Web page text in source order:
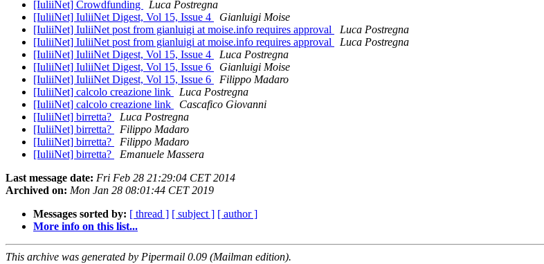
[IuliiNet] Crowdfunding
Luca Postregna
[IuliiNet] IuliiNet Digest, Vol 15, Issue 4
Gianluigi Moise
[IuliiNet] IuliiNet post from gianluigi at moise.info requires approval
Luca Postregna
[IuliiNet] IuliiNet post from gianluigi at moise.info requires approval
Luca Postregna
[IuliiNet] IuliiNet Digest, Vol 15, Issue 4
Luca Postregna
[IuliiNet] IuliiNet Digest, Vol 15, Issue 6
Gianluigi Moise
[IuliiNet] IuliiNet Digest, Vol 15, Issue 6
Filippo Madaro
[IuliiNet] calcolo creazione link
Luca Postregna
[IuliiNet] calcolo creazione link
Cascafico Giovanni
[IuliiNet] birretta?
Luca Postregna
[IuliiNet] birretta?
Filippo Madaro
[IuliiNet] birretta?
Filippo Madaro
[IuliiNet] birretta?
Emanuele Massera
Last message date: Fri Feb 28 21:29:04 CET 2014
Archived on: Mon Jan 28 08:01:44 CET 2019
Messages sorted by: [ thread ] [ subject ] [ author ]
More info on this list...
This archive was generated by Pipermail 0.09 (Mailman edition).